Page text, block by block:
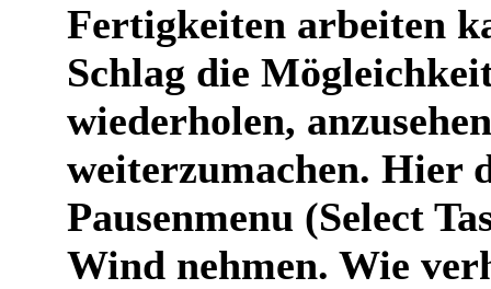
Fertigkeiten arbeiten
Schlag die
wiederholen,
weiterzumachen. Hier
Pausenmenu (Select
Wind nehmen. Wie